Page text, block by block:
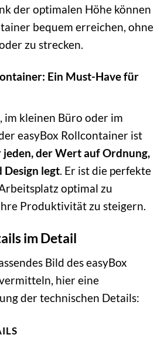
der optimalen Höhe können
bequem erreichen, ohne
zu strecken.
Ein Must-Have für
im kleinen Büro oder im
easyBox Rollcontainer ist
der Wert auf Ordnung,
legt. Er ist die perfekte
optimal zu
Produktivität zu steigern.
im Detail
Bild des easyBox
hier eine
der technischen Details: